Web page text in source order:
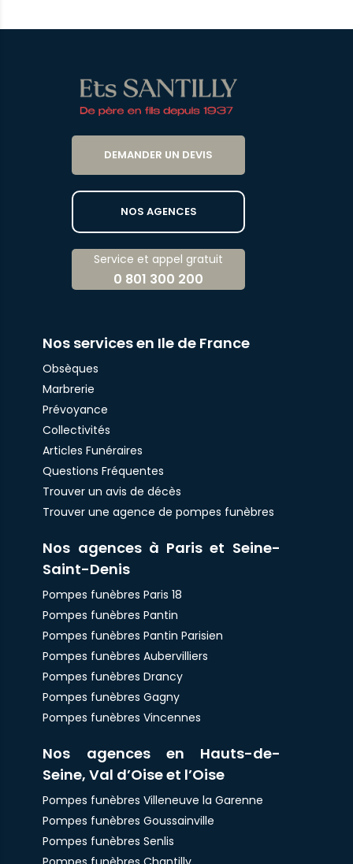
DEMANDER UN DEVIS
NOS AGENCES
Service et appel gratuit
0 801 300 200
Nos services en Ile de France
Obsèques
Marbrerie
Prévoyance
Collectivités
Articles Funéraires
Questions Fréquentes
Trouver un avis de décès
Trouver une agence de pompes funèbres
Nos agences à Paris et Seine-
Saint-Denis
Pompes funèbres Paris 18
Pompes funèbres Pantin
Pompes funèbres Pantin Parisien
Pompes funèbres Aubervilliers
Pompes funèbres Drancy
Pompes funèbres Gagny
Pompes funèbres Vincennes
Nos agences en Hauts-de-
Seine, Val d’Oise et l’Oise
Pompes funèbres Villeneuve la Garenne
Pompes funèbres Goussainville
Pompes funèbres Senlis